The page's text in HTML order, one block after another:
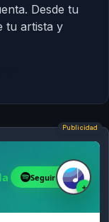
Desde tu
tu artista y
Publicidad